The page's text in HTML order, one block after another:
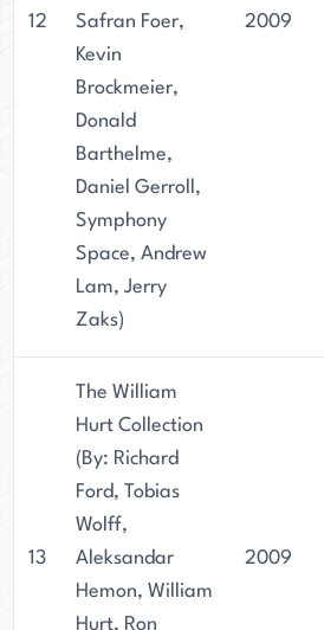
12
Safran Foer,
Kevin
Brockmeier,
Donald
Barthelme,
Daniel Gerroll,
Symphony
Space, Andrew
Lam, Jerry
Zaks)
2009
13
The William
Hurt Collection
(By: Richard
Ford, Tobias
Wolff,
Aleksandar
Hemon, William
Hurt, Ron
2009